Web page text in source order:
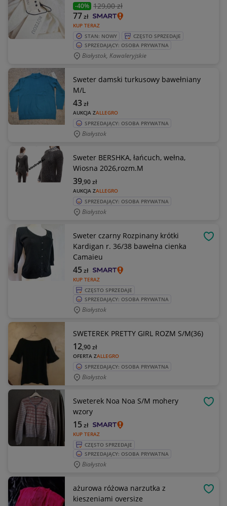
-40% 129,00 zł
KUP TERAZ
77zł
STAN: NOWY
CZĘSTO SPRZEDAJE
SPRZEDAJĄCY: OSOBA PRYWATNA
Białystok, Kawaleryjskie
Sweter damski turkusowy bawełniany
M/L
AUKCJA ZALLEGRO
43zł
SPRZEDAJĄCY: OSOBA PRYWATNA
Białystok
Sweter BERSHKA, łańcuch, wełna,
Wiosna 2026,rozm.M
AUKCJA ZALLEGRO
39,90zł
SPRZEDAJĄCY: OSOBA PRYWATNA
Białystok
Sweter czarny Rozpinany krótki
Kardigan r. 36/38 bawełna cienka
Camaieu
KUP TERAZ
45zł
CZĘSTO SPRZEDAJE
SPRZEDAJĄCY: OSOBA PRYWATNA
Białystok
SWETEREK PRETTY GIRL ROZM S/M(36)
OFERTA ZALLEGRO
12,90zł
SPRZEDAJĄCY: OSOBA PRYWATNA
Białystok
Sweterek Noa Noa S/M mohery
wzory
KUP TERAZ
15zł
CZĘSTO SPRZEDAJE
SPRZEDAJĄCY: OSOBA PRYWATNA
Białystok
ażurowa różowa narzutka z
kieszeniami oversize